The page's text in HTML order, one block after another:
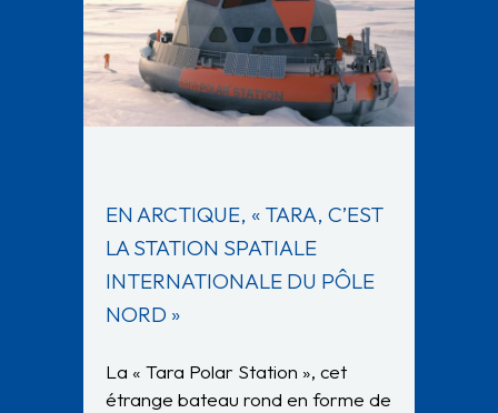
EN ARCTIQUE, « TARA, C’EST
LA STATION SPATIALE
INTERNATIONALE DU PÔLE
NORD »
La « Tara Polar Station », cet
étrange bateau rond en forme de